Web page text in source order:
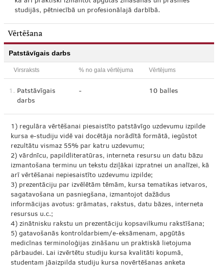
studijās, pētniecībā un profesionālajā darbībā.
Vērtēšana
Patstāvīgais darbs
Virsraksts % no gala vērtējuma Vērtējums
1. Patstāvīgais
darbs
- 10 balles
1) regulāra vērtēšanai piesaistīto patstāvīgo uzdevumu izpilde
kursa e-studiju vidē vai docētāja norādītā formātā, iegūstot
rezultātu vismaz 55% par katru uzdevumu;
2) vārdnīcu, papildliteratūras, interneta resursu un datu bāzu
izmantošana terminu un tekstu dziļākai izpratnei un analīzei, kā
arī vērtēšanai nepiesaistīto uzdevumu izpilde;
3) prezentāciju par izvēlētām tēmām, kursa tematikas ietvaros,
sagatavošana un pasniegšana, izmantojot dažādus
informācijas avotus: grāmatas, rakstus, datu bāzes, interneta
resursus u.c.;
4) zinātnisku rakstu un prezentāciju kopsavilkumu rakstīšana;
5) gatavošanās kontroldarbiem/e-eksāmenam, apgūtās
medicīnas terminoloģijas zināšanu un praktiskā lietojuma
pārbaudei. Lai izvērtētu studiju kursa kvalitāti kopumā,
studentam jāaizpilda studiju kursa novērtēšanas anketa